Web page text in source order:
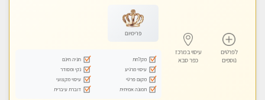
לפרטים
נוספים
עיסוי במרכז
כפר סבא
פרימיום
מקלחת
חניה חינם
עיסוי מרגיע
נקי ומסודר
מקום פרטי
עיסוי מקצועי
תמונה אמיתית
דוברת עיברית